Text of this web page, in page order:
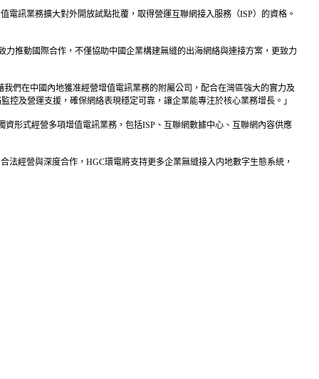
訊業務擴大對外開放試點批覆，取得營運互聯網接入服務（ISP）的資格。
推動國際合作，不僅協助中國企業構建無縫的出海網絡與連接方案，更致力
們在中國內地獲准經營增值電訊業務的附屬公司，配合在灣區強大的實力及
及營運支援，確保網絡表現穩定可靠，讓企業能專注於核心業務增長。」
形式經營多項增值電訊業務，包括ISP、互聯網數據中心、互聯網內容供應
經營與深度合作，HGC環電將支持更多企業無縫接入内地數字生態系統，